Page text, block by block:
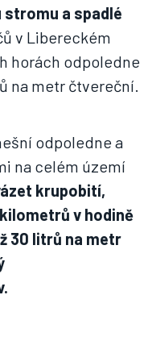
stromu a spadlé
v Libereckém
horách odpoledne
na metr čtvereční.
odpoledne a
na celém území
krupobití,
v hodině
30 litrů na metr